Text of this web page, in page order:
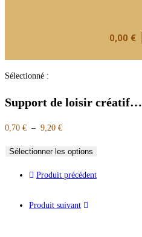
0,00 €
Sélectionné :
Support de loisir créatif…
0,70 € – 9,20 €
Sélectionner les options
Produit précédent
Produit suivant